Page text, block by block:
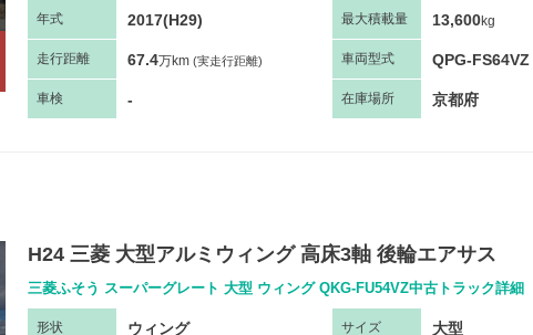
年式 2017(H29) 最大積載量 13,600kg
走行距離 67.4万km (実走行距離) 車両型式 QPG-FS64VZ
車検 - 在庫場所 京都府
H24 三菱 大型アルミウィング 高床3軸 後輪エアサス
三菱ふそう スーパーグレート 大型 ウィング QKG-FU54VZ中古トラック詳細
形状 ウィング サイズ 大型